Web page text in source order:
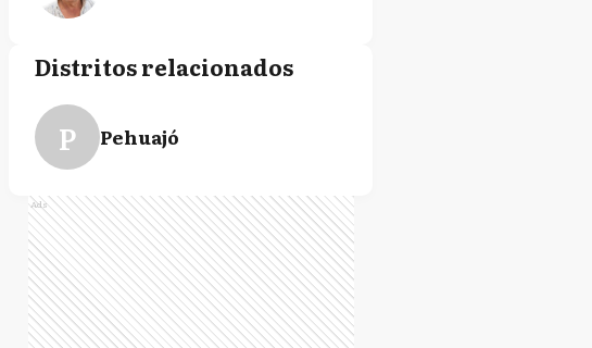
Distritos relacionados
P Pehuajó
Ads